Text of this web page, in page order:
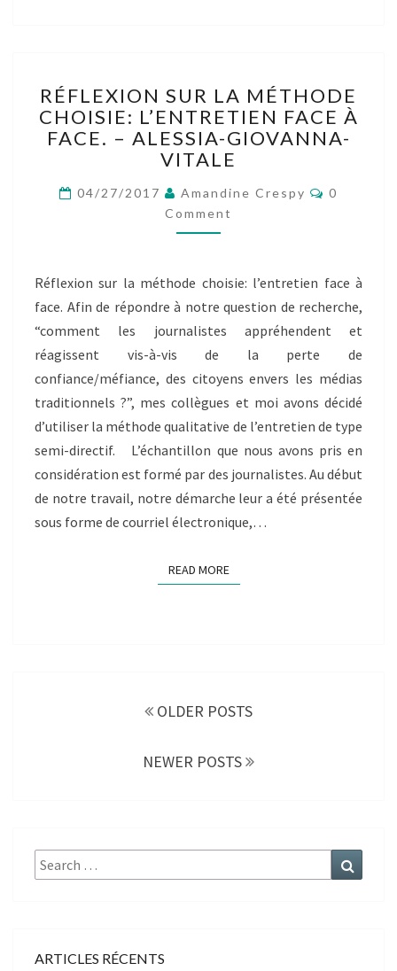
SUR
LA
MÉTHODE
CHOISIE:
FACE
À
FACE.
GIOVANNA-
VITALE
RÉFLEXION SUR LA MÉTHODE
CHOISIE: L’ENTRETIEN FACE À
FACE. – ALESSIA-GIOVANNA-
VITALE
04/27/2017 Amandine Crespy
0
Comment
Réflexion sur la méthode choisie: l’entretien face à
face. Afin de répondre à notre question de recherche,
“comment les journalistes appréhendent et
réagissent vis-à-vis de la perte de
confiance/méfiance, des citoyens envers les médias
traditionnels ?”, mes collègues et moi avons décidé
d’utiliser la méthode qualitative de l’entretien de type
semi-directif. L’échantillon que nous avons pris en
considération est formé par des journalistes. Au début
de notre travail, notre démarche leur a été présentée
sous forme de courriel électronique,…
READ MOREREAD MORE
OLDER POSTS
NEWER POSTS
Search
for:
ARTICLES RÉCENTS